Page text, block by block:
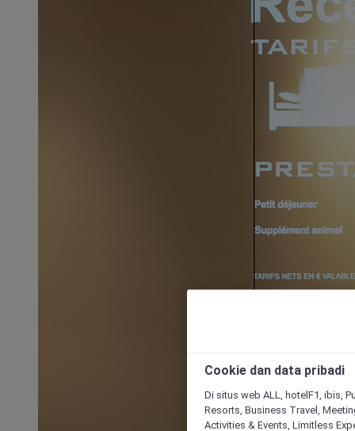
Cookie dan data pribadi
Di situs web ALL, hotelF1, ibis,
Resorts, Business Travel,
Activities & Events, Limitless